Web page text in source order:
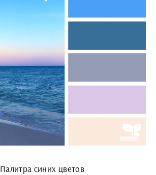
Палитра синих цветов